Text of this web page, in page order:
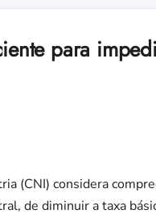
para
(CNI) considera
de diminuir a taxa